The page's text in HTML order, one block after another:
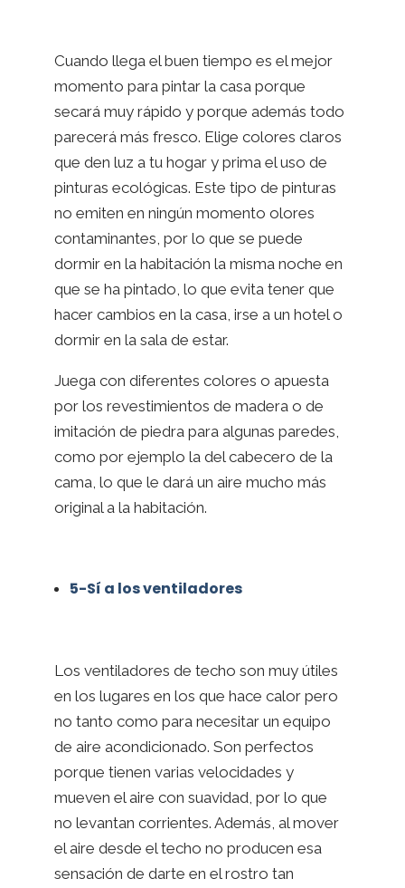
Cuando llega el buen tiempo es el mejor
momento para pintar la casa porque
secará muy rápido y porque además todo
parecerá más fresco. Elige colores claros
que den luz a tu hogar y prima el uso de
pinturas ecológicas. Este tipo de pinturas
no emiten en ningún momento olores
contaminantes, por lo que se puede
dormir en la habitación la misma noche en
que se ha pintado, lo que evita tener que
hacer cambios en la casa, irse a un hotel o
dormir en la sala de estar.
Juega con diferentes colores o apuesta
por los revestimientos de madera o de
imitación de piedra para algunas paredes,
como por ejemplo la del cabecero de la
cama, lo que le dará un aire mucho más
original a la habitación.
5-Sí a los ventiladores
Los ventiladores de techo son muy útiles
en los lugares en los que hace calor pero
no tanto como para necesitar un equipo
de aire acondicionado. Son perfectos
porque tienen varias velocidades y
mueven el aire con suavidad, por lo que
no levantan corrientes. Además, al mover
el aire desde el techo no producen esa
sensación de darte en el rostro tan